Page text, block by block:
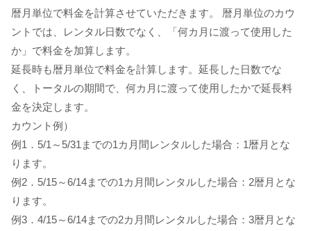
暦月単位で料金を計算させていただきます。 暦月単位のカウ
ントでは、レンタル日数でなく、「何カ月に渡って使用した
か」で料金を加算します。
延長時も暦月単位で料金を計算します。延長した日数でな
く、トータルの期間で、何カ月に渡って使用したかで延長料
金を決定します。
カウント例）
例1．5/1～5/31までの1カ月間レンタルした場合：1暦月とな
ります。
例2．5/15～6/14までの1カ月間レンタルした場合：2暦月とな
ります。
例3．4/15～6/14までの2カ月間レンタルした場合：3暦月とな